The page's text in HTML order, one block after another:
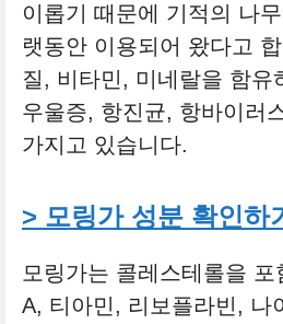
기이롭기 때문에 기적의 나
랫동안 이용되어 왔다고
질, 비타민, 미네랄을 함유
우울증, 항진균, 항바이러
가지고 있습니다.
> 모링가 성분 확인하
모링가는 콜레스테롤을
A, 티아민, 리보플라빈, 나